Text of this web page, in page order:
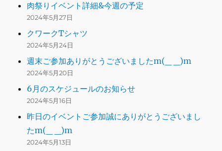
肉祭りイベント詳細&今週の予定
2024年5月27日
クワークTシャツ
2024年5月24日
週末ご参加ありがとうございましたm(_ _)m
2024年5月20日
6月のスケジュールのお知らせ
2024年5月16日
昨日のイベントご参加誠にありがとうございまし
たm(_ _)m
2024年5月13日